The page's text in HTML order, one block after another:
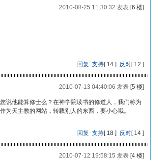
2010-08-25 11:30:32 发表[6 楼]
回复 支持[14 ] 反对[12 ]
2010-07-13 04:40:06 发表[5 楼]
说他能算修士么？在神学院读书的修道人，我们称为
天主教的网站，转载别人的东西，要小心哦。
回复 支持[18 ] 反对[14 ]
2010-07-12 19:58:15 发表[4 楼]